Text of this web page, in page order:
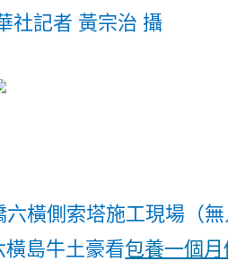
社記者 黃宗治 攝
橫側索塔施工現場（
島牛土豪看包養一個月